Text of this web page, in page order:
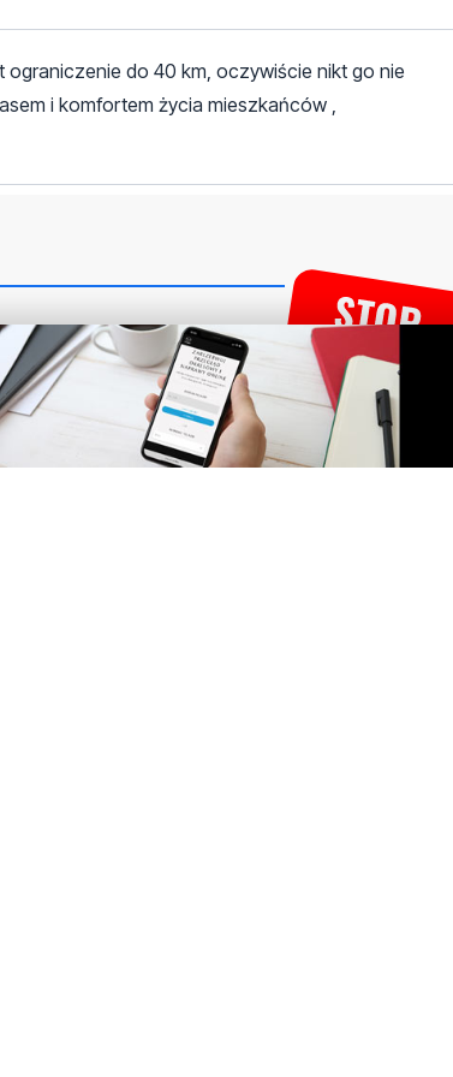
ograniczenie do 40 km, oczywiście nikt go nie
i komfortem życia mieszkańców ,
widzisz niestosowny wpis - kliknij